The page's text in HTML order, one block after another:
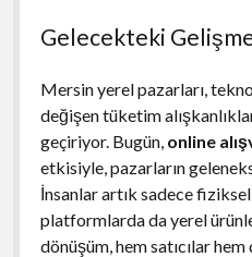
Gelecekteki
Mersin yerel pazarları,
değişen tüketim
geçiriyor. Bugün, online
etkisiyle, pazarların
İnsanlar artık sadece
platformlarda da yerel
dönüşüm, hem satıcılar